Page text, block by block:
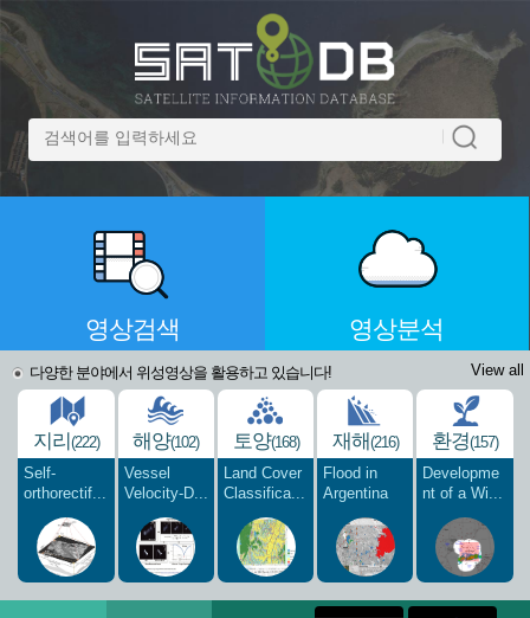
영상검색 영상분석
다양한 분야에서 위성영상을 활용하고 있습니다! View all
지리(222)
Self-
orthorectif...
해양(102)
Vessel
Velocity-D...
토양(168)
Land Cover
Classifica...
재해(216)
Flood in
Argentina
환경(157)
Developme
nt of a Wi...